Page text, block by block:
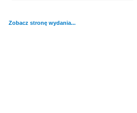
Zobacz stronę wydania...